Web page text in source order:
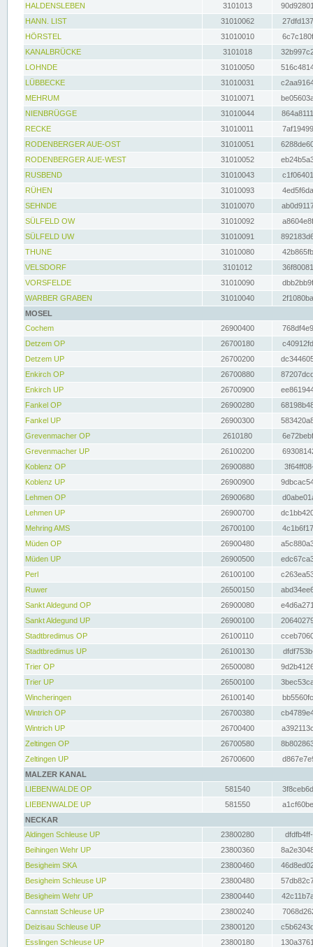
HALDENSLEBEN
3101013
HANN. LIST
31010062
HÖRSTEL
31010010
KANALBRÜCKE
3101018
LOHNDE
31010050
LÜBBECKE
31010031
MEHRUM
31010071
NIENBRÜGGE
31010044
RECKE
31010011
RODENBERGER AUE-OST
31010051
RODENBERGER AUE-WEST
31010052
RUSBEND
31010043
RÜHEN
31010093
SEHNDE
31010070
SÜLFELD OW
31010092
SÜLFELD UW
31010091
THUNE
31010080
VELSDORF
3101012
VORSFELDE
31010090
WARBER GRABEN
31010040
MOSEL
Cochem
26900400
Detzem OP
26700180
Detzem UP
26700200
Enkirch OP
26700880
Enkirch UP
26700900
Fankel OP
26900280
Fankel UP
26900300
Grevenmacher OP
2610180
Grevenmacher UP
26100200
Koblenz OP
26900880
Koblenz UP
26900900
Lehmen OP
26900680
Lehmen UP
26900700
Mehring AMS
26700100
Müden OP
26900480
Müden UP
26900500
Perl
26100100
Ruwer
26500150
Sankt Aldegund OP
26900080
Sankt Aldegund UP
26900100
Stadtbredimus OP
26100110
Stadtbredimus UP
26100130
Trier OP
26500080
Trier UP
26500100
Wincheringen
26100140
Wintrich OP
26700380
Wintrich UP
26700400
Zeltingen OP
26700580
Zeltingen UP
26700600
MALZER KANAL
LIEBENWALDE OP
581540
LIEBENWALDE UP
581550
NECKAR
Aldingen Schleuse UP
23800280
Beihingen Wehr UP
23800360
Besigheim SKA
23800460
Besigheim Schleuse UP
23800480
Besigheim Wehr UP
23800440
Cannstatt Schleuse UP
23800240
Deizisau Schleuse UP
23800120
Esslingen Schleuse UP
23800180